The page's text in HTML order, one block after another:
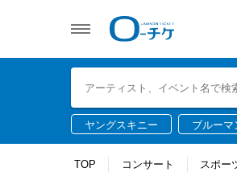
ヤングスキニー ブルーマ
TOP コンサート スポー